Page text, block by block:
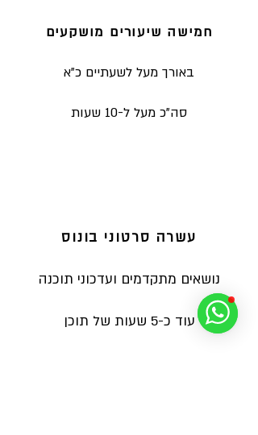
חמישה שיעורים מושקעים
באורך מעל לשעתיים כ"א
סה"כ מעל ל-10 שעות
עשרה סרטוני בונוס
נושאים מתקדמים ועדכוני תוכנה
עוד כ-5 שעות של תוכן